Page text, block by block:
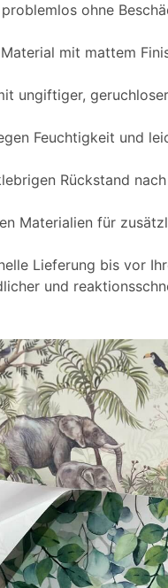
problemlos ohne
mit mattem
ungiftiger,
Feuchtigkeit und
Rückstand
Materialien für
Lieferung bis vor
und